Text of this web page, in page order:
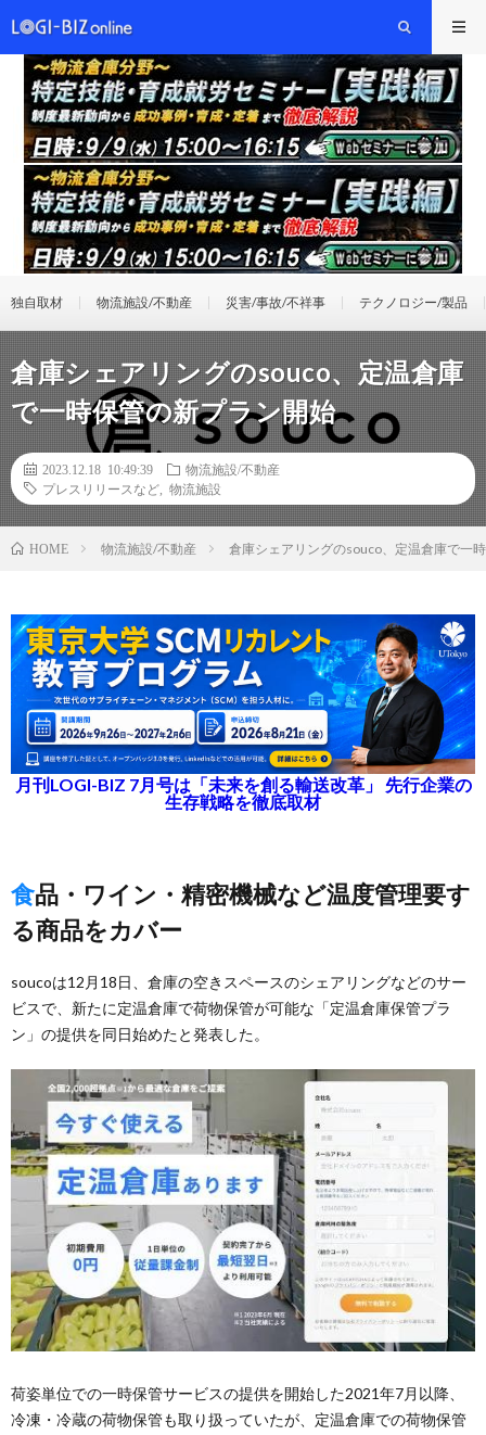
独自取材 物流施設/不動産 災害/事故/不祥事 テクノロジー/製品
倉庫シェアリングのsouco、定温倉庫
で一時保管の新プラン開始
2023.12.18 10:49:39
物流施設/不動産
プレスリリースなど
物流施設
HOME 物流施設/不動産 倉庫シェアリングのsouco、定温倉庫で一
月刊LOGI-BIZ 7月号は「未来を創る輸送改革」 先行企業の
生存戦略を徹底取材
食品・ワイン・精密機械など温度管理要す
る商品をカバー
soucoは12月18日、倉庫の空きスペースのシェアリングなどのサー
ビスで、新たに定温倉庫で荷物保管が可能な「定温倉庫保管プラ
ン」の提供を同日始めたと発表した。
荷姿単位での一時保管サービスの提供を開始した2021年7月以降、
冷凍・冷蔵の荷物保管も取り扱っていたが、定温倉庫での荷物保管